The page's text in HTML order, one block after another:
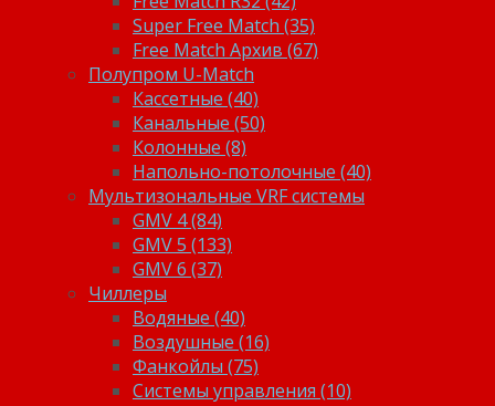
Super Free Match (35)
Free Match Архив (67)
Полупром U-Match
Кассетные (40)
Канальные (50)
Колонные (8)
Напольно-потолочные (40)
Мультизональные VRF системы
GMV 4 (84)
GMV 5 (133)
GMV 6 (37)
Чиллеры
Водяные (40)
Воздушные (16)
Фанкойлы (75)
Системы управления (10)